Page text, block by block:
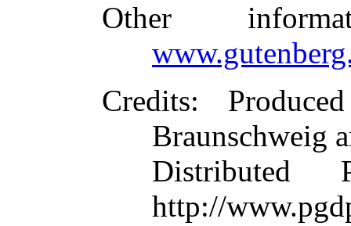
Other
Credits:
Braunschweig
Distributed
http://